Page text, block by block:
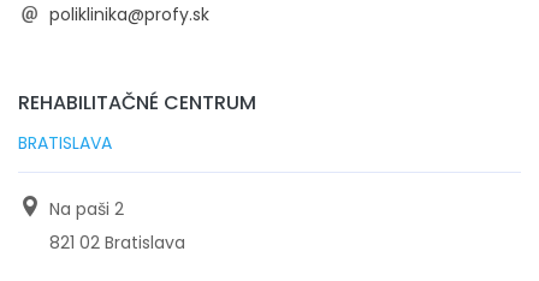
poliklinika@profy.sk
REHABILITAČNÉ CENTRUM
BRATISLAVA
Na paši 2
821 02 Bratislava